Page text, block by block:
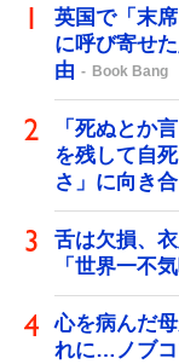
英国で「末
に呼び寄せ
由
Book Bang
「死ぬとか
を残して自
さ」に向き
舌は欠損、
「世界一不
心を病んだ
れに…ノブコ